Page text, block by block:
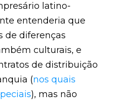
latino-
entenderia que
de diferenças
culturais, e
de distribuição
(nos quais
), mas não